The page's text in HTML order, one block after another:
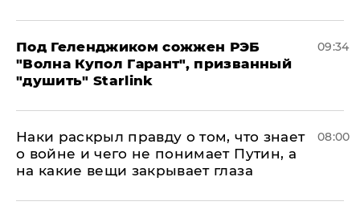
Под Геленджиком сожжен РЭБ
"Волна Купол Гарант", призванный
"душить" Starlink
09:34
Наки раскрыл правду о том, что знает
о войне и чего не понимает Путин, а
на какие вещи закрывает глаза
08:00